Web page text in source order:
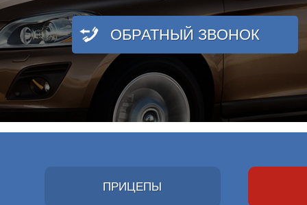
ОБРАТНЫЙ ЗВОНОК
ПРИЦЕПЫ